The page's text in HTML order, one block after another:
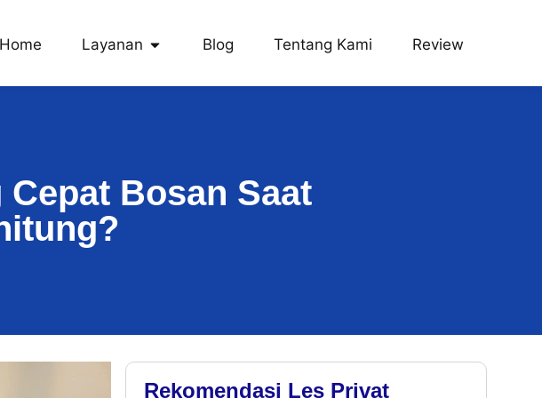
Home Layanan Blog Tentang Kami Review
Bosan Saat
Rekomendasi Les Privat